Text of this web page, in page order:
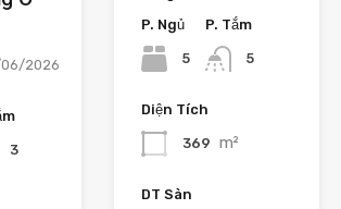
06/2026
3
P. Ngủ
5
P. Tắm
5
Diện Tích
369 m²
DT Sàn